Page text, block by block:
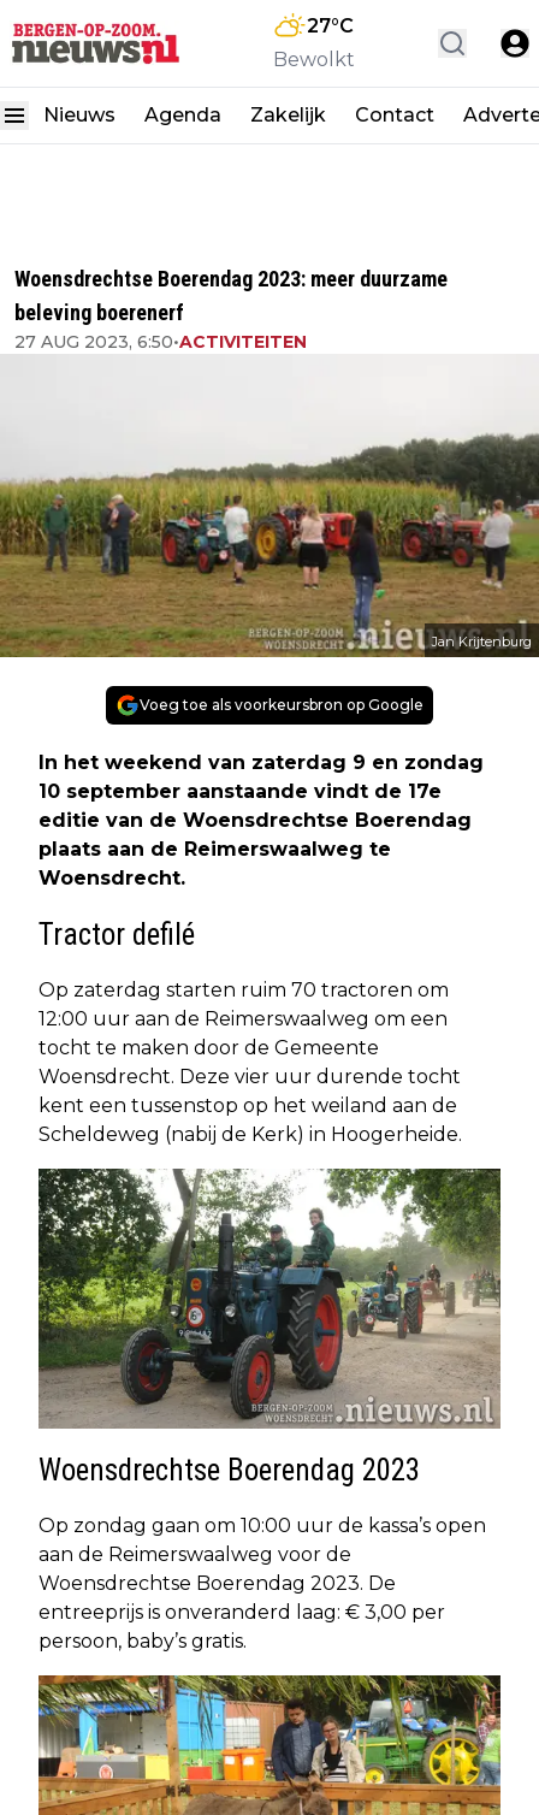
27°C
Bewolkt
Nieuws Agenda Zakelijk Contact
Woensdrechtse Boerendag 2023: meer duurzame
beleving boerenerf
27 AUG 2023, 6:50•ACTIVITEITEN
Jan Krijtenburg
Voeg toe als voorkeursbron op Google
In het weekend van zaterdag 9 en zondag
10 september aanstaande vindt de 17e
editie van de Woensdrechtse Boerendag
plaats aan de Reimerswaalweg te
Woensdrecht.
Tractor defilé
Op zaterdag starten ruim 70 tractoren om
12:00 uur aan de Reimerswaalweg om een
tocht te maken door de Gemeente
Woensdrecht. Deze vier uur durende tocht
kent een tussenstop op het weiland aan de
Scheldeweg (nabij de Kerk) in Hoogerheide.
Woensdrechtse Boerendag 2023
Op zondag gaan om 10:00 uur de kassa’s open
aan de Reimerswaalweg voor de
Woensdrechtse Boerendag 2023. De
entreeprijs is onveranderd laag: € 3,00 per
persoon, baby’s gratis.